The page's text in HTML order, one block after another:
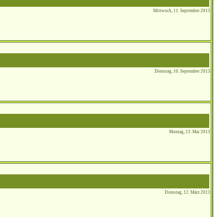
Mittwoch, 11. September 2013
Dienstag, 10. September 2013
Montag, 13. Mai 2013
Dienstag, 12. März 2013